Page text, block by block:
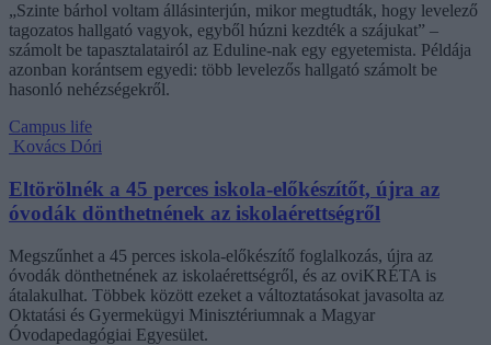
„Szinte bárhol voltam állásinterjún, mikor megtudták, hogy levelező
tagozatos hallgató vagyok, egyből húzni kezdték a szájukat” –
számolt be tapasztalatairól az Eduline-nak egy egyetemista. Példája
azonban korántsem egyedi: több levelezős hallgató számolt be
hasonló nehézségekről.
Campus life
Kovács Dóri
Eltörölnék a 45 perces iskola-előkészítőt, újra az
óvodák dönthetnének az iskolaérettségről
Megszűnhet a 45 perces iskola-előkészítő foglalkozás, újra az
óvodák dönthetnének az iskolaérettségről, és az oviKRÉTA is
átalakulhat. Többek között ezeket a változtatásokat javasolta az
Oktatási és Gyermekügyi Minisztériumnak a Magyar
Óvodapedagógiai Egyesület.